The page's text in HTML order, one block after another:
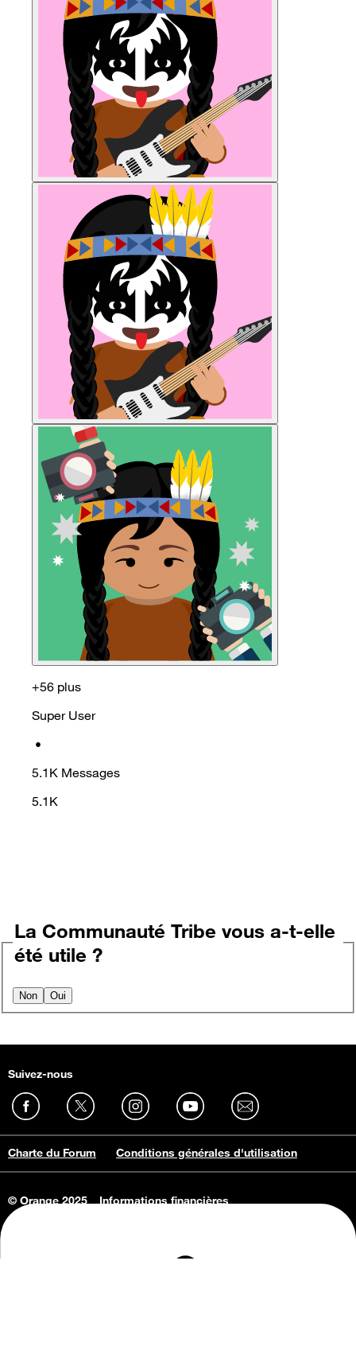
+56 plus
Super User
•
5.1K Messages
5.1K
La Communauté Tribe vous a-t-elle
été utile ?
Non Oui
Suivez-nous
Charte du Forum Conditions générales d'utilisation
© Orange 2025
Informations financières